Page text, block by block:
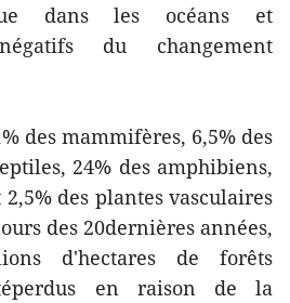
dans les océans et
du changement
des mammifères, 6,5% des
24% des amphibiens,
2,5% des plantes vasculaires
des 20dernières années,
d'hectares de forêts
en raison de la